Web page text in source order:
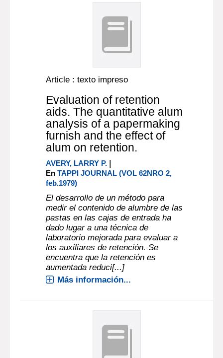
Article : texto impreso
Evaluation of retention
aids. The quantitative alum
analysis of a papermaking
furnish and the effect of
alum on retention.
AVERY, LARRY P. |
EnTAPPI JOURNAL (VOL 62NRO 2,
feb.1979)
El desarrollo de un método para
medir el contenido de alumbre de las
pastas en las cajas de entrada ha
dado lugar a una técnica de
laboratorio mejorada para evaluar a
los auxiliares de retención. Se
encuentra que la retención es
aumentada reduci[...]
Más información...